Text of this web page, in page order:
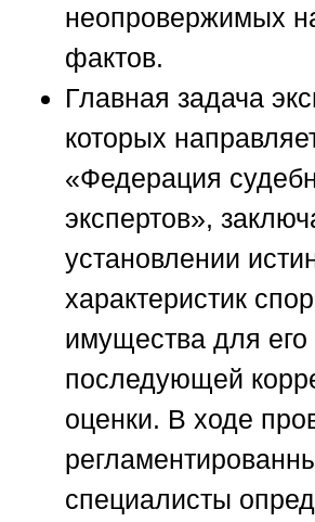
неопровержимых
фактов.
Главная задача
которых
«Федерация
экспертов»,
установлении
характеристик
имущества для его
последующей
оценки. В ходе
специалисты